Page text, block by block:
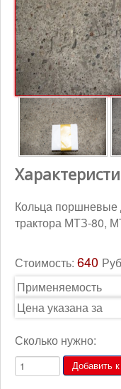
Кольца поршневые
трактора МТЗ-80,
Стоимость: 640
Применяемость
Цена указана за
Сколько нужно: